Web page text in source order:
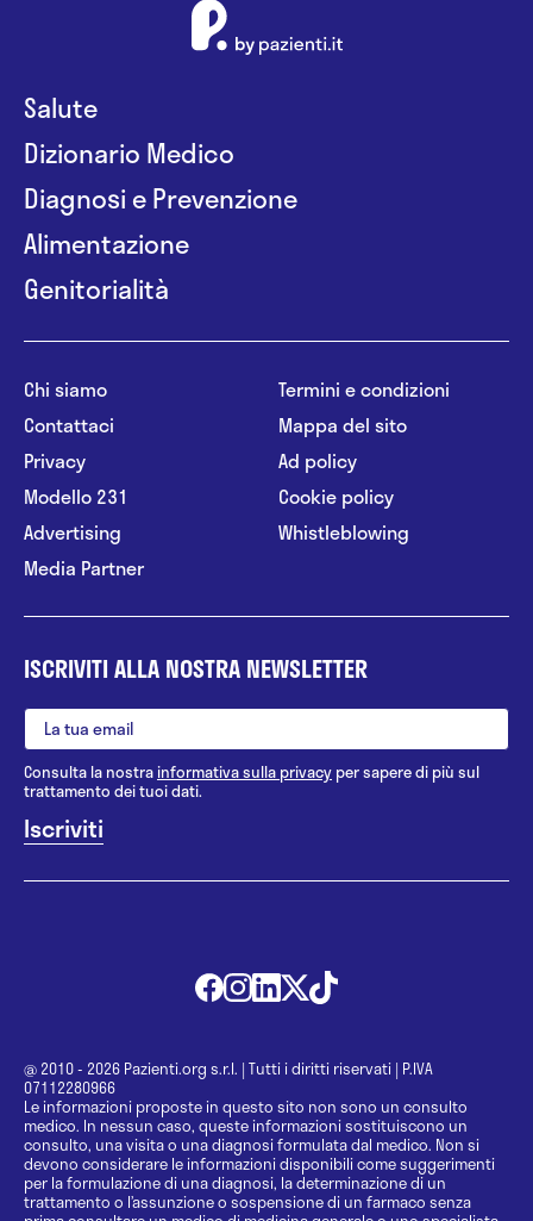
Salute
Dizionario Medico
Diagnosi e Prevenzione
Alimentazione
Genitorialità
Chi siamo
Contattaci
Privacy
Modello 231
Advertising
Media Partner
Termini e condizioni
Mappa del sito
Ad policy
Cookie policy
Whistleblowing
ISCRIVITI ALLA NOSTRA NEWSLETTER
Consulta la nostrainformativa sulla privacy per sapere di più sul
trattamento dei tuoi dati.
@ 2010 - 2026 Pazienti.org s.r.l. | Tutti i diritti riservati | P.IVA
07112280966
Le informazioni proposte in questo sito non sono un consulto
medico. In nessun caso, queste informazioni sostituiscono un
consulto, una visita o una diagnosi formulata dal medico. Non si
devono considerare le informazioni disponibili come suggerimenti
per la formulazione di una diagnosi, la determinazione di un
trattamento o l’assunzione o sospensione di un farmaco senza